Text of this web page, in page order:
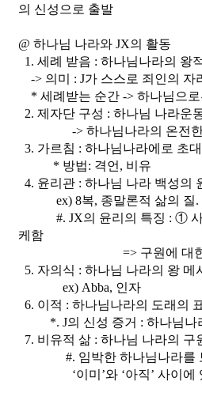
의 신성으로 출발
@ 하나님 나라와 JX의 활동
1. 세례 받음 : 하나님나라의 왕
-> 의미 : J가 스스로 죄인의 자
* 세례받는 순간 -> 하나님으
2. 제자단 구성 : 하나님 나라운
-> 하나님나라의 온전한
3. 가르침 : 하나님나라에로 초대
* 방법: 격언, 비유
4. 윤리관 : 하나님 나라 백성의
ex) 8복, 종말론적 삶의 질.
#. JX의 윤리의 특징 : ① 사
케함
=> 구원에 대한 감격 (
5. 자의식 : 하나님 나라의 왕 메
ex) Abba, 인자
6. 이적 : 하나님나라의 도래의
*. J의 신성 증거 : 하나님나
7. 비유적 삶 : 하나님 나라의 구
#. 임박한 하나님나라를 보
‘이미’와 ‘아직’ 사이에